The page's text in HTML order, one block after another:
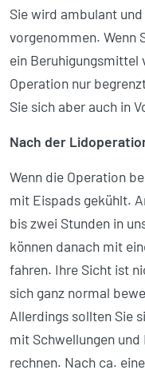
Sie wird ambulant
vorgenommen. Wenn
ein Beruhigungs­mittel
Operation nur
Sie sich aber auch in
Nach der
Wenn die Operation
mit Eispads gekühlt.
bis zwei Stunden in
können danach mit
fahren. Ihre Sicht ist
sich ganz normal
Allerdings sollten Sie
mit Schwellungen
rechnen. Nach ca.